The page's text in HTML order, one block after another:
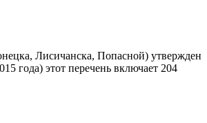
Лисичанска, Попасной) утвержден
года) этот перечень включает 204